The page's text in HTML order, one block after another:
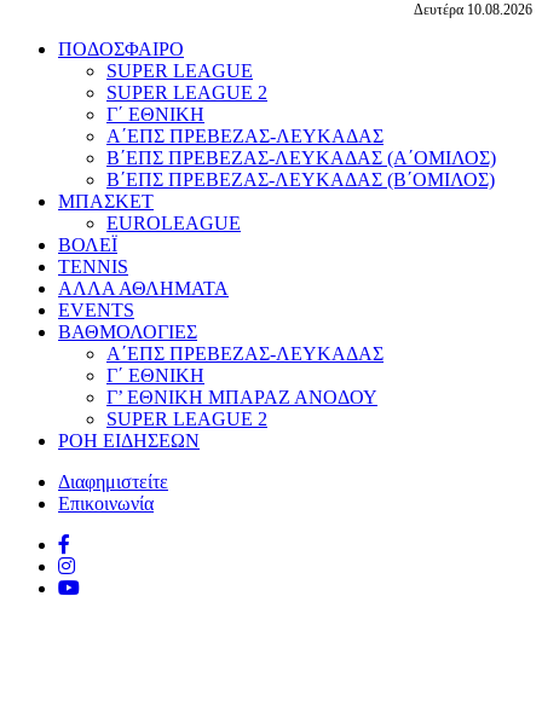
Δευτέρα 10.08.2026
ΠΟΔΟΣΦΑΙΡΟ
SUPER LEAGUE
SUPER LEAGUE 2
Γ΄ ΕΘΝΙΚΗ
Α΄ΕΠΣ ΠΡΕΒΕΖΑΣ-ΛΕΥΚΑΔΑΣ
Β΄ΕΠΣ ΠΡΕΒΕΖΑΣ-ΛΕΥΚΑΔΑΣ (Α΄ΟΜΙΛΟΣ)
Β΄ΕΠΣ ΠΡΕΒΕΖΑΣ-ΛΕΥΚΑΔΑΣ (Β΄ΟΜΙΛΟΣ)
ΜΠΑΣΚΕΤ
EUROLEAGUE
ΒΟΛΕΪ
TENNIS
ΑΛΛΑ ΑΘΛΗΜΑΤΑ
EVENTS
ΒΑΘΜΟΛΟΓΙΕΣ
Α΄ΕΠΣ ΠΡΕΒΕΖΑΣ-ΛΕΥΚΑΔΑΣ
Γ΄ ΕΘΝΙΚΗ
Γ’ ΕΘΝΙΚΗ ΜΠΑΡΑΖ ΑΝΟΔΟΥ
SUPER LEAGUE 2
ΡΟΗ ΕΙΔΗΣΕΩΝ
Διαφημιστείτε
Επικοινωνία